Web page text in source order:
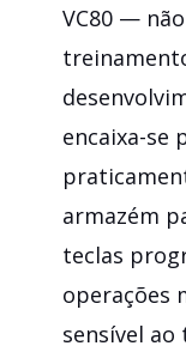
VC80 —
encaixa-se
armazém
teclas
operações
sensível